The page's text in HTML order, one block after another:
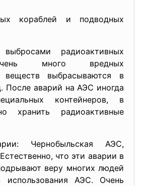
кораблей и подводных
радиоактивных
много вредных
веществ выбрасываются в
После аварий на АЭС иногда
контейнеров, в
хранить радиоактивные
Чернобыльская АЭС,
что эти аварии в
веру многих людей
использования АЭС. Очень